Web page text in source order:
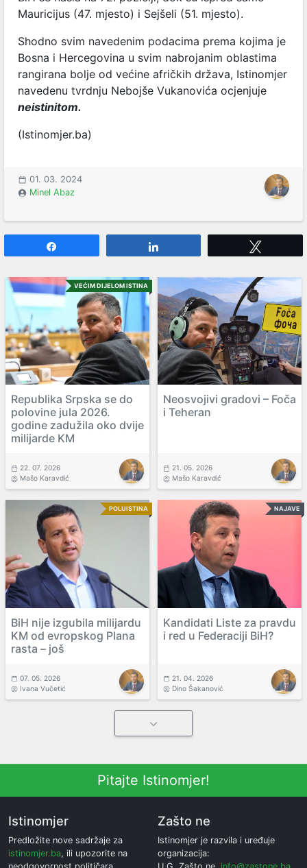
Mauricijus (47. mjesto) i Sejšeli (51. mjesto).
Shodno svim navedenim podacima prema kojima je
Bosna i Hercegovina u svim nabrojanim oblastima
rangirana bolje od većine afričkih država, Istinomjer
navedenu tvrdnju Nebojše Vukanovića ocjenjuje
neistinitom.
(Istinomjer.ba)
01. 03. 2024
Minel Abaz
VEĆIM DIJELOM ISTINA
Republika Srpska se do
polovine jula 2026.
godine zadužila oko dvije
milijarde KM
22. 07. 2026
Mašo Karavdić
Neosvojivi gradovi – Foča
i Teheran
21. 05. 2026
Mašo Karavdić
POLUISTINA
BiH nije izgubila milijardu
KM od evropskog Plana
rasta – još
07. 05. 2026
Ivana Vučetić
NAJAVE
Kandidati Liste za pravdu
i red u Federaciji BiH?
21. 04. 2026
Dino Šakanović
Pitajte Istinomjer!
Istinomjer
Predložite nove sadržaje za
istinomjer.ba, ili upozorite na
Zašto ne
Istinomjer je razvila i uređuje
organizacija: